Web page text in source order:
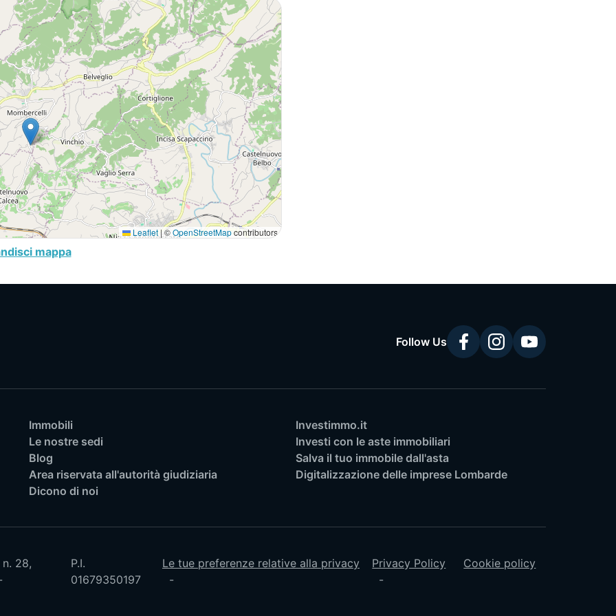
Leaflet |©OpenStreetMapcontributors
mappa
Follow Us
Immobili
Le nostre sedi
Blog
Area riservata all'autorità giudiziaria
Dicono di noi
Investimmo.it
Investi con le aste immobiliari
Salva il tuo immobile dall'asta
Digitalizzazione delle imprese Lombarde
28,
P.I.
01679350197
Le tue preferenze relative alla privacy Privacy Policy Cookie policy